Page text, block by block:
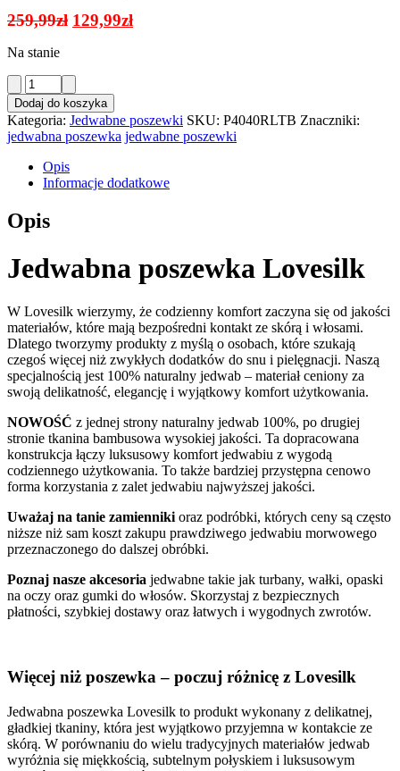
259,99zł Pierwotna
259,99zł.
129,99złAktualna
Na stanie
ilość
Jedwabna
Poszewka
z
Bambusem
Pudrowy
Róż
+
2
GRATIS
Dodaj do koszyka
Kategoria: Jedwabne poszewki SKU: P4040RLTB Znaczniki:
jedwabna poszewka jedwabne poszewki
Opis
Informacje dodatkowe
Opis
Jedwabna poszewka Lovesilk
W Lovesilk wierzymy, że codzienny komfort zaczyna się od jakości
materiałów, które mają bezpośredni kontakt ze skórą i włosami.
Dlatego tworzymy produkty z myślą o osobach, które szukają
czegoś więcej niż zwykłych dodatków do snu i pielęgnacji. Naszą
specjalnością jest 100% naturalny jedwab – materiał ceniony za
swoją delikatność, elegancję i wyjątkowy komfort użytkowania.
NOWOŚĆ z jednej strony naturalny jedwab 100%, po drugiej
stronie tkanina bambusowa wysokiej jakości. Ta dopracowana
konstrukcja łączy luksusowy komfort jedwabiu z wygodą
codziennego użytkowania. To także bardziej przystępna cenowo
forma korzystania z zalet jedwabiu najwyższej jakości.
Uważaj na tanie zamiennikioraz podróbki, których ceny są często
niższe niż sam koszt zakupu prawdziwego jedwabiu morwowego
przeznaczonego do dalszej obróbki.
Poznaj nasze akcesoria jedwabne takie jak turbany, wałki, opaski
na oczy oraz gumki do włosów. Skorzystaj z bezpiecznych
płatności, szybkiej dostawy oraz łatwych i wygodnych zwrotów.
Więcej niż poszewka – poczuj różnicę z Lovesilk
Jedwabna poszewka Lovesilk to produkt wykonany z delikatnej,
gładkiej tkaniny, która jest wyjątkowo przyjemna w kontakcie ze
skórą. W porównaniu do wielu tradycyjnych materiałów jedwab
wyróżnia się miękkością, subtelnym połyskiem i luksusowym